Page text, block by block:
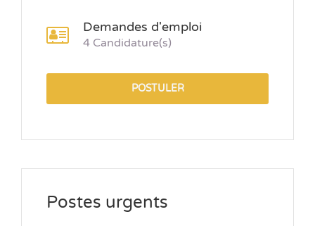
Demandes d'emploi
4 Candidature(s)
POSTULER
Postes urgents